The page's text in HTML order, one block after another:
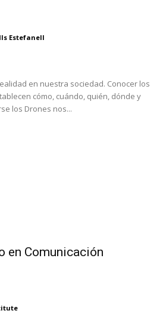
Estefanell
en nuestra sociedad. Conocer los
cómo, cuándo, quién, dónde y
los Drones nos...
en Comunicación